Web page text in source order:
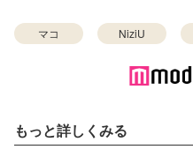
マコ NiziU
もっと詳しくみる